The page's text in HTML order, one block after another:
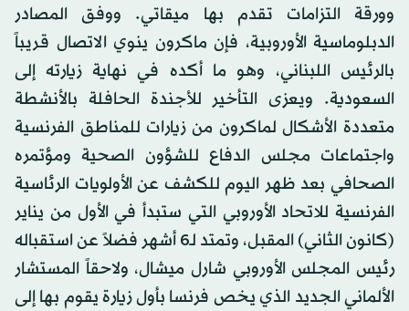
وورقة التزامات تقدم بها ميقاتي. ووفق المصادر
الدبلوماسية الأوروبية، فإن ماكرون ينوي الاتصال قريباً
بالرئيس اللبناني، وهو ما أكده في نهاية زيارته إلى
السعودية. ويعزى التأخير للأجندة الحافلة بالأنشطة
متعددة الأشكال لماكرون من زيارات للمناطق الفرنسية
واجتماعات مجلس الدفاع للشؤون الصحية ومؤتمره
الصحافي بعد ظهر اليوم للكشف عن الأولويات الرئاسية
الفرنسية للاتحاد الأوروبي التي ستبدأ في الأول من يناير
(كانون الثاني) المقبل، وتمتد لـ6 أشهر فضلاً عن استقباله
رئيس المجلس الأوروبي شارل ميشال، ولاحقاً المستشار
الألماني الجديد الذي يخص فرنسا بأول زيارة يقوم بها إلى